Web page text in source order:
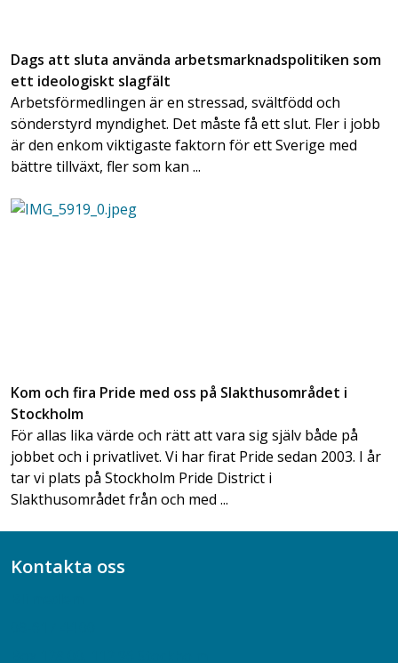
Dags att sluta använda arbetsmarknadspolitiken som
ett ideologiskt slagfält
Arbetsförmedlingen är en stressad, svältfödd och
sönderstyrd myndighet. Det måste få ett slut. Fler i jobb
är den enkom viktigaste faktorn för ett Sverige med
bättre tillväxt, fler som kan ...
Kom och fira Pride med oss på Slakthusområdet i
Stockholm
För allas lika värde och rätt att vara sig själv både på
jobbet och i privatlivet. Vi har firat Pride sedan 2003. I år
tar vi plats på Stockholm Pride District i
Slakthusområdet från och med ...
Kontakta oss